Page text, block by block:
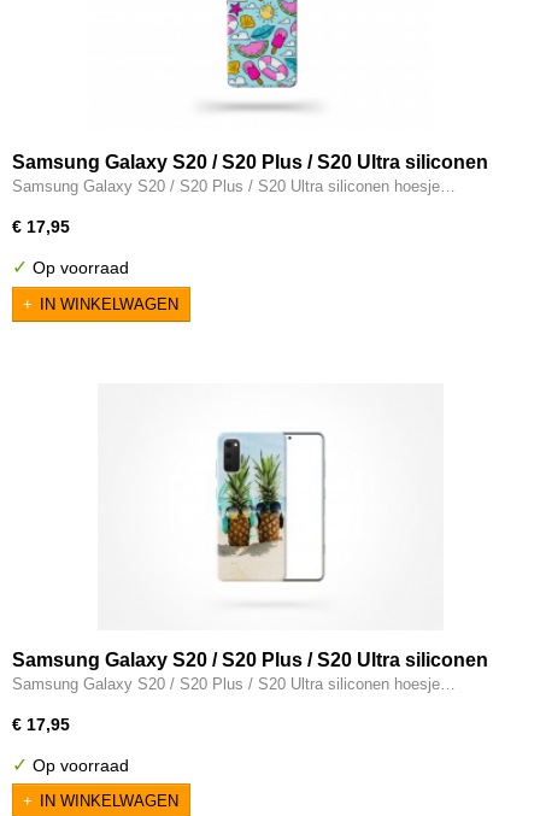
Samsung Galaxy S20 / S20 Plus / S20 Ultra siliconen
hoesje cool zomer hoesje
Samsung Galaxy S20 / S20 Plus / S20 Ultra siliconen hoesje…
€ 17,95
✓ Op voorraad
IN WINKELWAGEN
Samsung Galaxy S20 / S20 Plus / S20 Ultra siliconen
hoesje ananas
Samsung Galaxy S20 / S20 Plus / S20 Ultra siliconen hoesje…
€ 17,95
✓ Op voorraad
IN WINKELWAGEN